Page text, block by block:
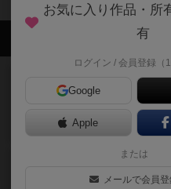
会員
南北戦争
1983年
約3時間前
ファイ
お気に入り作品・所
有
ログイン / 会員登録（
Google
Apple
または
メールで会員登